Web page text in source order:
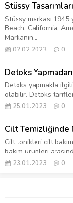
Stüssy
Stüssy markası 1945
Beach, California,
Markanın...
02.02.2023 0
Detoks
Detoks yapmakla
olabilir. Detoks
25.01.2023 0
Cilt Temizliğinde
Cilt tonikleri cilt
bakım ürünleri
23.01.2023 0